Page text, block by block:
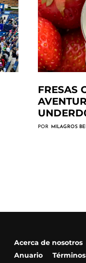
FRESAS
POR MILAGROS
Acerca de nosotros
Anuario